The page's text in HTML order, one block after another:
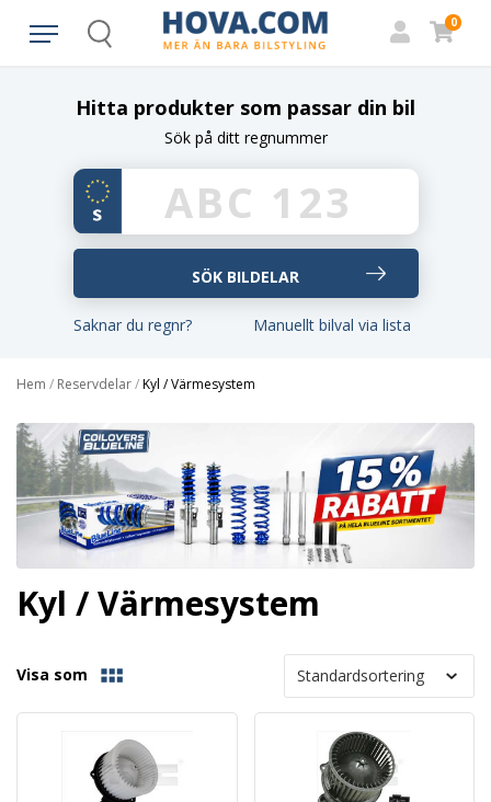
Search
0
Hitta produkter som passar din bil
Sök på ditt regnummer
Saknar du regnr? Manuellt bilval via lista
Hem / Reservdelar/Kyl / Värmesystem
Kyl / Värmesystem
Visa som